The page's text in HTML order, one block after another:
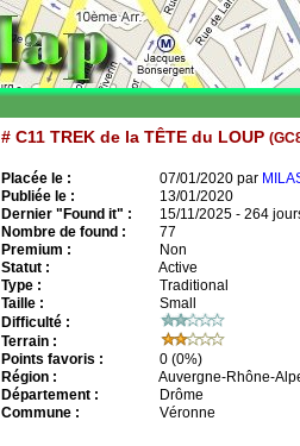
# C11 TREK de la TÊTE du LOUP
Placée le : 07/01/2020 par
Publiée le :
13/01/2020
Dernier "Found it" :
15/11/2025 - 264
Nombre de found :
77
Premium :
Non
Statut :
Active
Type :
Traditional
Taille :
Small
Difficulté :
Terrain :
Points favoris :
0 (0%)
Région :
Auvergne-Rhône-
Département :
Drôme
Commune :
Véronne